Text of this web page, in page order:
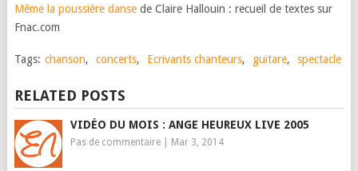
Même la poussière dansede Claire Hallouin : recueil de textes sur
Fnac.com
Tags: chanson, concerts, Ecrivants chanteurs, guitare, spectacle
RELATED POSTS
VIDÉO DU MOIS : ANGE HEUREUX LIVE 2005
Pas de commentaire| Mar 3, 2014